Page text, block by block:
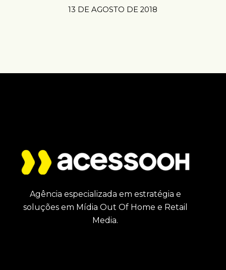
13 DE AGOSTO DE 2018
Agência especializada em estratégia e
soluções em Mídia Out Of Home e Retail
Media.